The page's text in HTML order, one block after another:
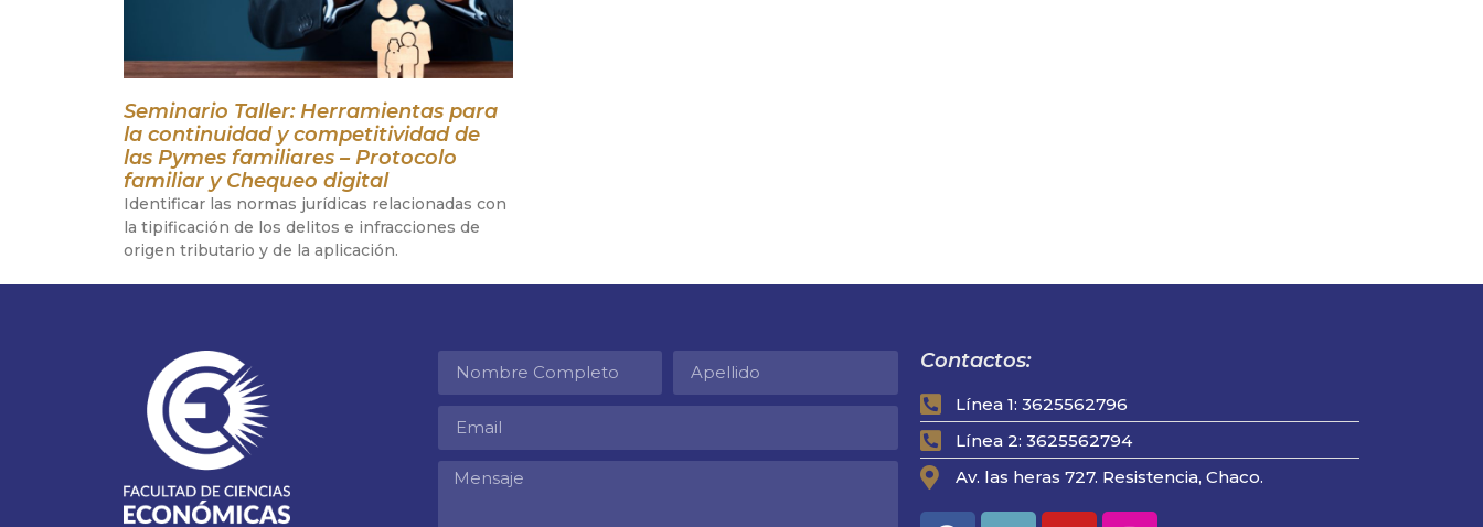
Seminario Taller: Herramientas para
la continuidad y competitividad de
las Pymes familiares – Protocolo
familiar y Chequeo digital
Identificar las normas jurídicas relacionadas con
la tipificación de los delitos e infracciones de
origen tributario y de la aplicación.
Contactos:
Línea 1: 3625562796
Línea 2: 3625562794
Av. las heras 727. Resistencia, Chaco.